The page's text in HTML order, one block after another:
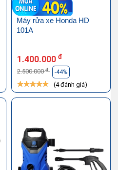
Máy rửa xe Honda HD
101A
1.400.000 đ
2.500.000đ -44%
(4 đánh giá)